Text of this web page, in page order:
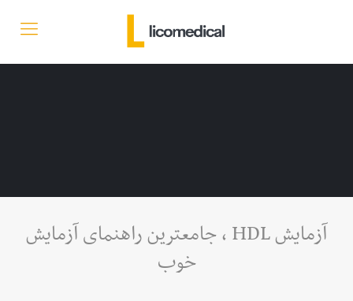
آزمایش HDL ، جامعترین راهنمای آزمایش
خوب